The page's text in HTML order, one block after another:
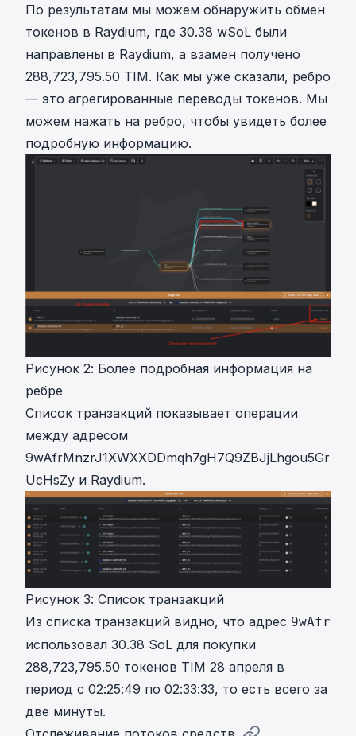
По результатам мы можем обнаружить обмен
токенов в Raydium, где 30.38 wSoL были
направлены в Raydium, а взамен получено
288,723,795.50 TIM. Как мы уже сказали, ребро
— это агрегированные переводы токенов. Мы
можем нажать на ребро, чтобы увидеть более
подробную информацию.
Рисунок 2: Более подробная информация на
ребре
Список транзакций показывает операции
между адресом
9wAfrMnzrJ1XWXXDDmqh7gH7Q9ZBJjLhgou5Gr
UcHsZy и Raydium.
Рисунок 3: Список транзакций
Из списка транзакций видно, что адрес 9wAfr
использовал 30.38 SoL для покупки
288,723,795.50 токенов TIM 28 апреля в
период с 02:25:49 по 02:33:33, то есть всего за
две минуты.